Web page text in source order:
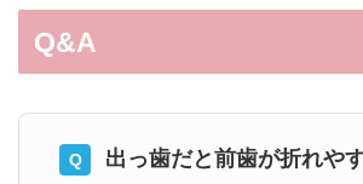
Q&A
出っ歯だと前歯が折れや